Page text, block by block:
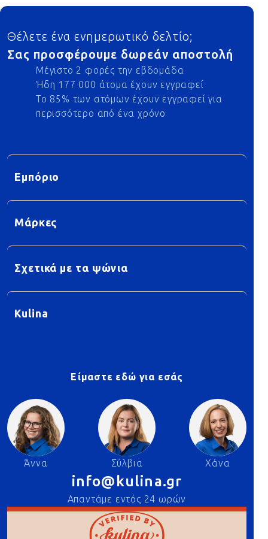
Footer
Θέλετε ένα ενημερωτικό δελτίο;
Σας προσφέρουμε δωρεάν αποστολή
Μέγιστο 2 φορές την εβδομάδα
Ήδη 177 000 άτομα έχουν εγγραφεί
Το 85% των ατόμων έχουν εγγραφεί για
περισσότερο από ένα χρόνο
Εμπόριο
Μάρκες
Σχετικά με τα ψώνια
Kulina
Είμαστε εδώ για εσάς
Άννα Σύλβια Χάνα
info@kulina.gr
Απαντάμε εντός 24 ωρών